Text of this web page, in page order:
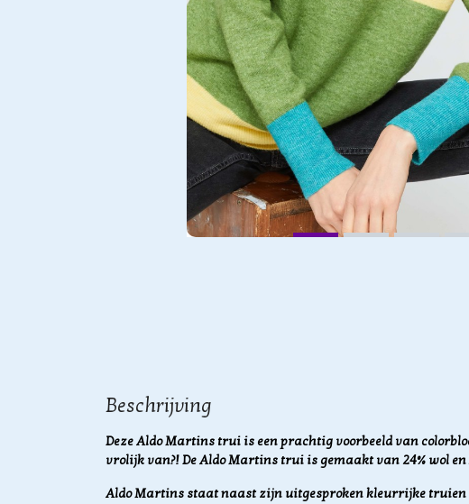
Beschrijving
Deze Aldo Martins trui is een prachtig voorbeeld van
vrolijk van?! De Aldo Martins trui is gemaakt van 24% wol en
Aldo Martins staat naast zijn uitgesproken kleurrijke truien